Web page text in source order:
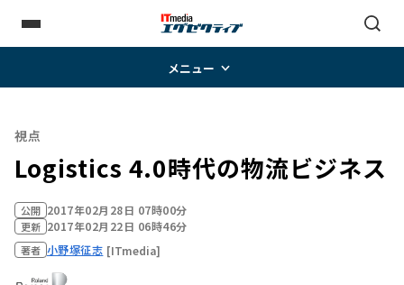
メニュー
視点
Logistics 4.0時代の物流ビジネス
公開 2017年02月28日 07時00分
更新 2017年02月22日 06時46分
著者 小野塚征志 [ITmedia]